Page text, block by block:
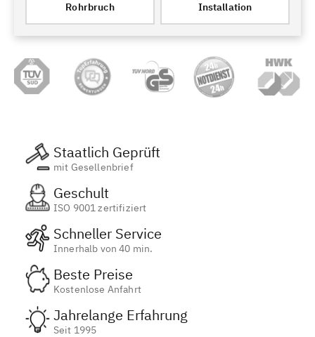
Rohrbruch Installation
Staatlich Geprüft
mit Gesellenbrief
Geschult
ISO 9001 zertifiziert
Schneller Service
Innerhalb von 40 min.
Beste Preise
Kostenlose Anfahrt
Jahrelange Erfahrung
Seit 1995